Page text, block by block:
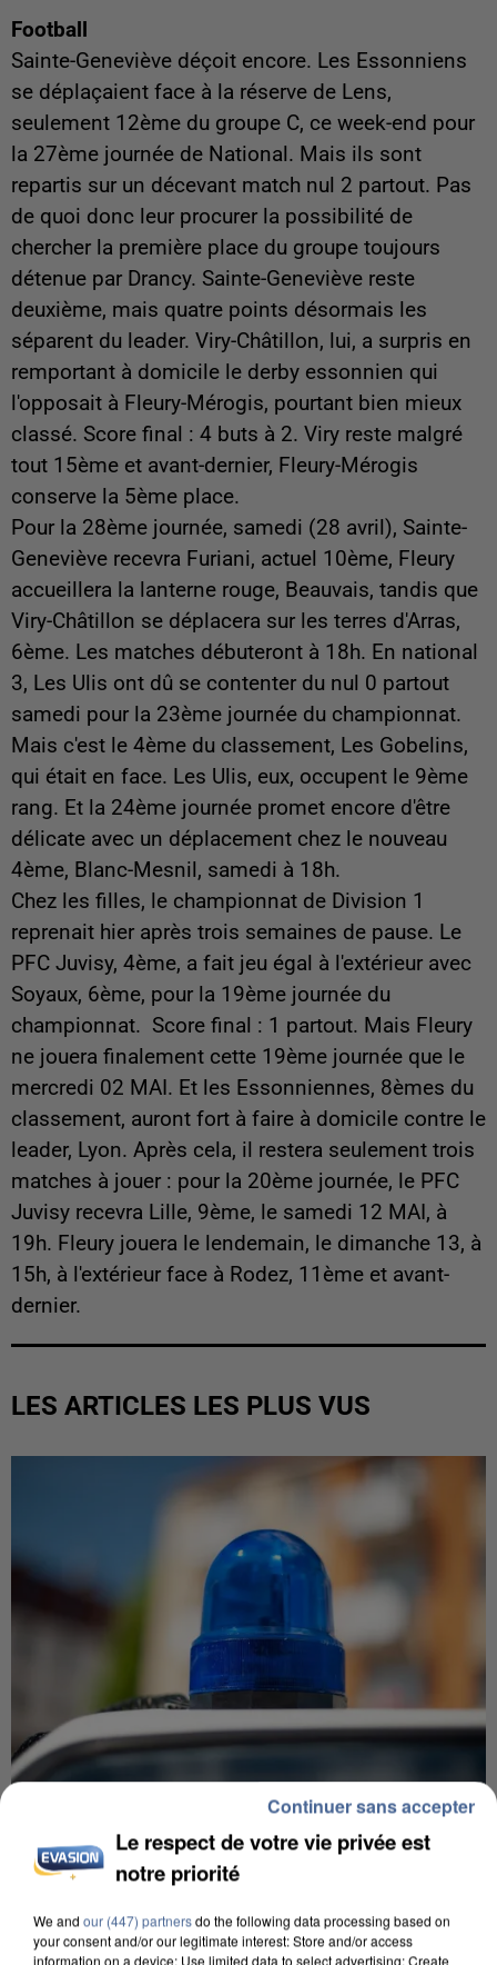
Football
Sainte-Geneviève déçoit encore. Les Essonniens
se déplaçaient face à la réserve de Lens,
seulement 12ème du groupe C, ce week-end pour
la 27ème journée de National. Mais ils sont
repartis sur un décevant match nul 2 partout. Pas
de quoi donc leur procurer la possibilité de
chercher la première place du groupe toujours
détenue par Drancy. Sainte-Geneviève reste
deuxième, mais quatre points désormais les
séparent du leader. Viry-Châtillon, lui, a surpris en
remportant à domicile le derby essonnien qui
l'opposait à Fleury-Mérogis, pourtant bien mieux
classé. Score final : 4 buts à 2. Viry reste malgré
tout 15ème et avant-dernier, Fleury-Mérogis
conserve la 5ème place.
Pour la 28ème journée, samedi (28 avril), Sainte-
Geneviève recevra Furiani, actuel 10ème, Fleury
accueillera la lanterne rouge, Beauvais, tandis que
Viry-Châtillon se déplacera sur les terres d'Arras,
6ème. Les matches débuteront à 18h. En national
3, Les Ulis ont dû se contenter du nul 0 partout
samedi pour la 23ème journée du championnat.
Mais c'est le 4ème du classement, Les Gobelins,
qui était en face. Les Ulis, eux, occupent le 9ème
rang. Et la 24ème journée promet encore d'être
délicate avec un déplacement chez le nouveau
4ème, Blanc-Mesnil, samedi à 18h.
Chez les filles, le championnat de Division 1
reprenait hier après trois semaines de pause. Le
PFC Juvisy, 4ème, a fait jeu égal à l'extérieur avec
Soyaux, 6ème, pour la 19ème journée du
championnat. Score final : 1 partout. Mais Fleury
ne jouera finalement cette 19ème journée que le
mercredi 02 MAI. Et les Essonniennes, 8èmes du
classement, auront fort à faire à domicile contre le
leader, Lyon. Après cela, il restera seulement trois
matches à jouer : pour la 20ème journée, le PFC
Juvisy recevra Lille, 9ème, le samedi 12 MAI, à
19h. Fleury jouera le lendemain, le dimanche 13, à
15h, à l'extérieur face à Rodez, 11ème et avant-
dernier.
LES ARTICLES LES PLUS VUS
IL TUE SON FILS ET ENVOIE DES PHOTOS À SON
EX-COMPAGNE À NICE
Le respect de votre vie privée est
notre priorité
We and our (447) partnersdo the following data processing based on
your consent and/or our legitimate interest: Store and/or access
information on a device; Use limited data to select advertising; Create
Continuer sans accepter